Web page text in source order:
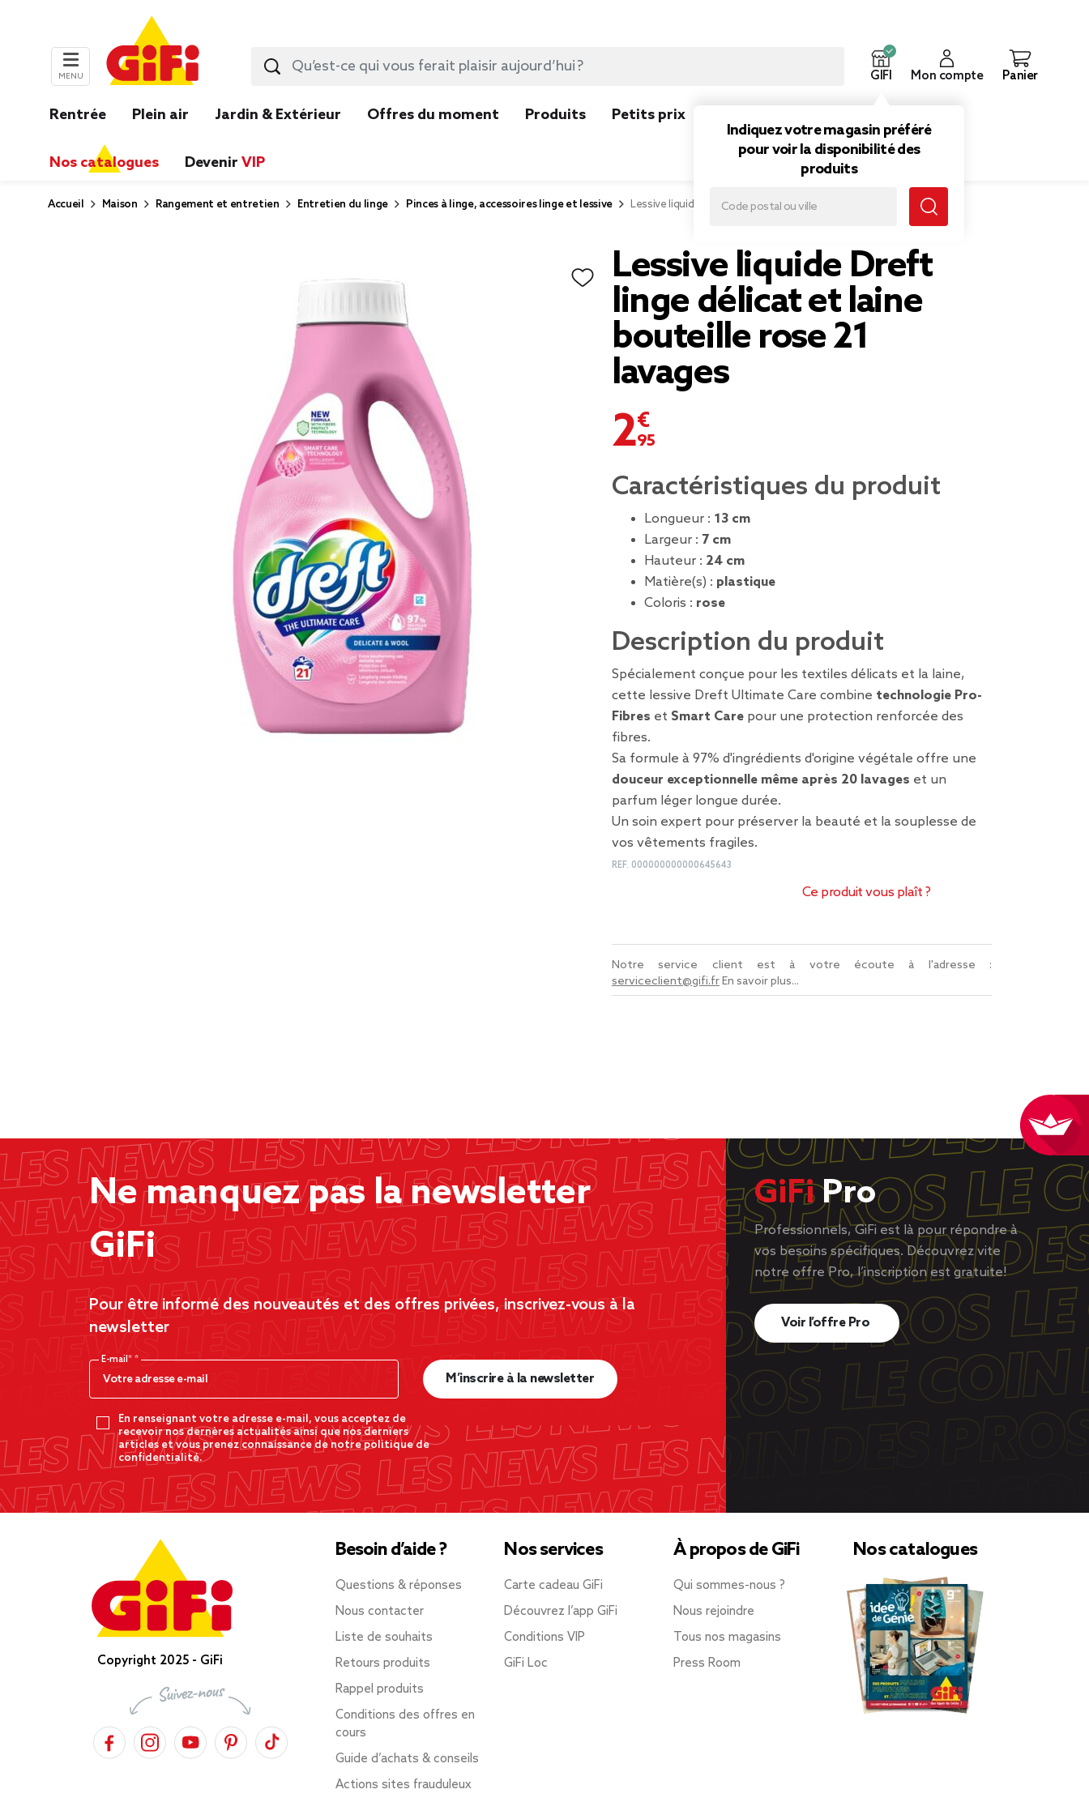
MENU GIFI
Indiquez votre magasin préféré
pour voir la disponibilité des
produits
Mon compte Panier
Rentrée Plein air Jardin & Extérieur Offres du moment Produits Petits prix
Nos catalogues Devenir VIP
Accueil Maison Rangement et entretien Entretien du linge Pinces à linge, accessoires linge et lessive Lessive liquide Dreft linge délicat et laine bouteille rose 21 lavages
Lessive liquide Dreft
linge délicat et laine
bouteille rose 21
lavages
2,95 €
Caractéristiques du produit
Longueur : 13 cm
Largeur : 7 cm
Hauteur : 24 cm
Matière(s) : plastique
Coloris : rose
Description du produit
Spécialement conçue pour les textiles délicats et la laine,
cette lessive Dreft Ultimate Care combine technologie Pro-
Fibres et Smart Care pour une protection renforcée des
fibres.
Sa formule à 97% d'ingrédients d'origine végétale offre une
douceur exceptionnelle même après 20 lavages et un
parfum léger longue durée.
Un soin expert pour préserver la beauté et la souplesse de
vos vêtements fragiles.
REF. 000000000000645643
Ce produit vous plaît ?
Notre service client est à votre écoute à l'adresse :
serviceclient@gifi.frEn savoir plus...
Ne manquez pas la newsletter
GiFi
Pour être informé des nouveautés et des offres privées, inscrivez-vous à la
newsletter
E-mail*
En renseignant votre adresse e-mail, vous acceptez de
recevoir nos dernères actualités ainsi que nos derniers
articles et vous prenez connaissance de notre politique de
confidentialité.
M’inscrire à la newsletter
GiFiPro
Professionnels, GiFi est là pour répondre à
vos besoins spécifiques. Découvrez vite
notre offre Pro, l’inscription est gratuite!
Voir l’offre Pro
Copyright 2025 - GiFi
Besoin d’aide ?
Questions & réponses
Nous contacter
Liste de souhaits
Retours produits
Rappel produits
Conditions des offres en
cours
Guide d’achats & conseils
Actions sites frauduleux
Nos services
Carte cadeau GiFi
Découvrez l’app GiFi
Conditions VIP
GiFi Loc
À propos de GiFi
Qui sommes-nous ?
Nous rejoindre
Tous nos magasins
Press Room
Nos catalogues